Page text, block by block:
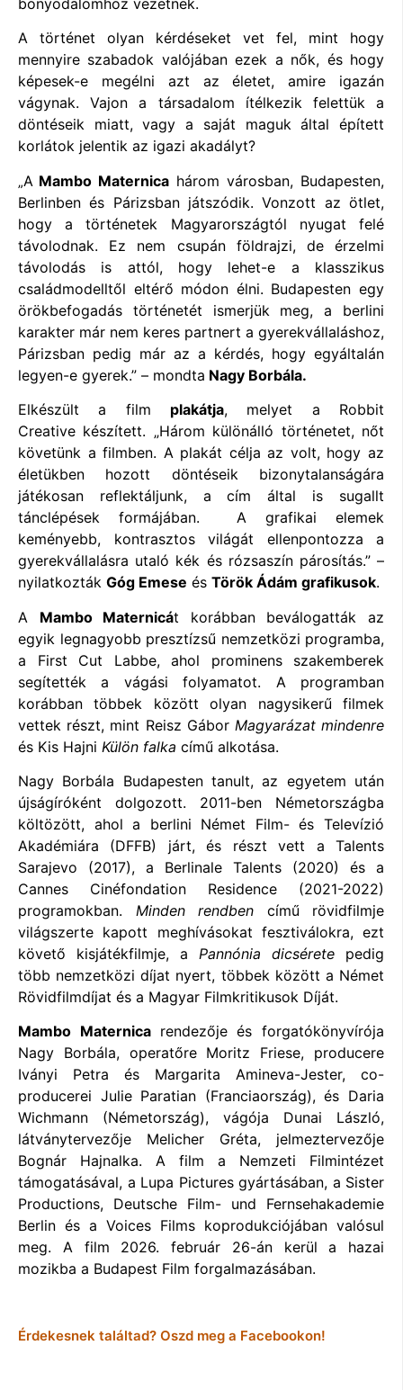
A történet olyan kérdéseket vet fel, mint hogy
mennyire szabadok valójában ezek a nők, és hogy
képesek-e megélni azt az életet, amire igazán
vágynak. Vajon a társadalom ítélkezik felettük a
döntéseik miatt, vagy a saját maguk által épített
korlátok jelentik az igazi akadályt?
„A Mambo Maternica három városban, Budapesten,
Berlinben és Párizsban játszódik. Vonzott az ötlet,
hogy a történetek Magyarországtól nyugat felé
távolodnak. Ez nem csupán földrajzi, de érzelmi
távolodás is attól, hogy lehet-e a klasszikus
családmodelltől eltérő módon élni. Budapesten egy
örökbefogadás történetét ismerjük meg, a berlini
karakter már nem keres partnert a gyerekvállaláshoz,
Párizsban pedig már az a kérdés, hogy egyáltalán
legyen-e gyerek.” – mondta Nagy Borbála.
Elkészült a film plakátja, melyet a Robbit
Creative készített. „Három különálló történetet, nőt
követünk a filmben. A plakát célja az volt, hogy az
életükben hozott döntéseik bizonytalanságára
játékosan reflektáljunk, a cím által is sugallt
tánclépések formájában. A grafikai elemek
keményebb, kontrasztos világát ellenpontozza a
gyerekvállalásra utaló kék és rózsaszín párosítás.” –
nyilatkozták Góg Emese és Török Ádám grafikusok.
A Mambo Maternicát korábban beválogatták az
egyik legnagyobb presztízsű nemzetközi programba,
a First Cut Labbe, ahol prominens szakemberek
segítették a vágási folyamatot. A programban
korábban többek között olyan nagysikerű filmek
vettek részt, mint Reisz Gábor Magyarázat mindenre
és Kis Hajni Külön falka című alkotása.
Nagy Borbála Budapesten tanult, az egyetem után
újságíróként dolgozott. 2011-ben Németországba
költözött, ahol a berlini Német Film- és Televízió
Akadémiára (DFFB) járt, és részt vett a Talents
Sarajevo (2017), a Berlinale Talents (2020) és a
Cannes Cinéfondation Residence (2021-2022)
programokban. Minden rendben című rövidfilmje
világszerte kapott meghívásokat fesztiválokra, ezt
követő kisjátékfilmje, a Pannónia dicsérete pedig
több nemzetközi díjat nyert, többek között a Német
Rövidfilmdíjat és a Magyar Filmkritikusok Díját.
Mambo Maternica rendezője és forgatókönyvírója
Nagy Borbála, operatőre Moritz Friese, producere
Iványi Petra és Margarita Amineva-Jester, co-
producerei Julie Paratian (Franciaország), és Daria
Wichmann (Németország), vágója Dunai László,
látványtervezője Melicher Gréta, jelmeztervezője
Bognár Hajnalka. A film a Nemzeti Filmintézet
támogatásával, a Lupa Pictures gyártásában, a Sister
Productions, Deutsche Film- und Fernsehakademie
Berlin és a Voices Films koprodukciójában valósul
meg. A film 2026. február 26-án kerül a hazai
mozikba a Budapest Film forgalmazásában.
Érdekesnek találtad? Oszd meg a Facebookon!